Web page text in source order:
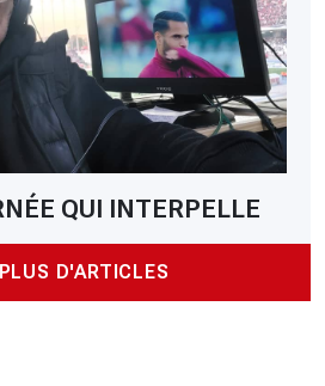
QUI INTERPELLE
D'ARTICLES